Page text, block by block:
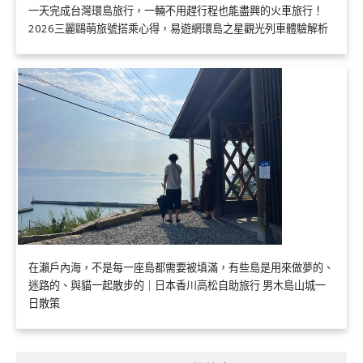
一天完成台灣環島旅行，一輛不用趕行程也能盡興的火車旅行！
2026三麗鷗萌旅號搭乘心得，易遊網環島之星觀光列車體驗解析
在瀨戶內海，不是每一座島都需要被填滿，有些島是用來做夢的、
迷路的、與貓一起散步的｜日本香川高松自助旅行 男木島山城一
日散策